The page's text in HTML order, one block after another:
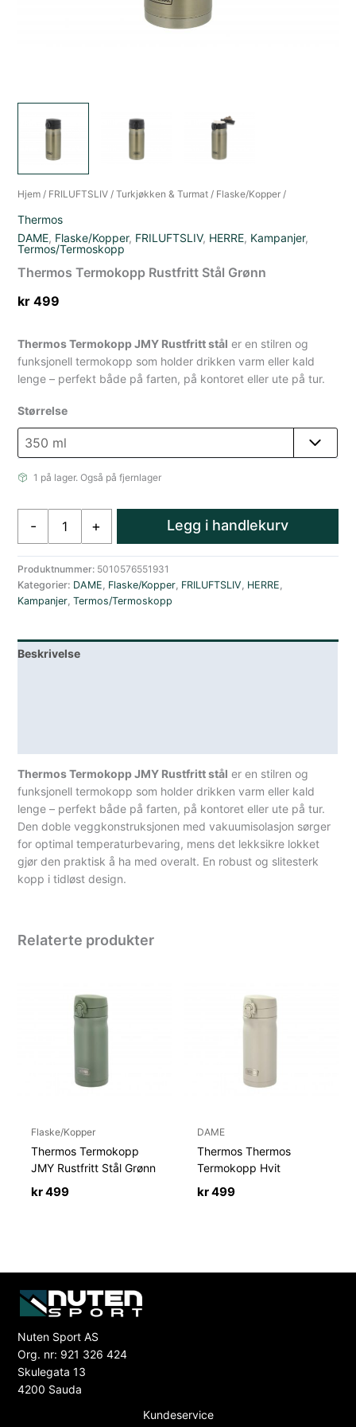
Hjem / FRILUFTSLIV /Turkjøkken & Turmat / Flaske/Kopper /
Thermos
DAME, Flaske/Kopper, FRILUFTSLIV, HERRE, Kampanjer,
Termos/Termoskopp
Thermos Termokopp Rustfritt Stål Grønn
kr 499
Thermos Termokopp JMY Rustfritt stål er en stilren og
funksjonell termokopp som holder drikken varm eller kald
lenge – perfekt både på farten, på kontoret eller ute på tur.
Størrelse
1 på lager. Også på fjernlager
-
Termokopp
Stål
Grønn
antall
+ Legg i handlekurv
Produktnummer: 5010576551931
Kategorier: DAME, Flaske/Kopper, FRILUFTSLIV, HERRE,
Kampanjer,Termos/Termoskopp
Beskrivelse
Thermos Termokopp JMY Rustfritt stål er en stilren og
funksjonell termokopp som holder drikken varm eller kald
lenge – perfekt både på farten, på kontoret eller ute på tur.
Den doble veggkonstruksjonen med vakuumisolasjon sørger
for optimal temperaturbevaring, mens det lekksikre lokket
gjør den praktisk å ha med overalt. En robust og slitesterk
kopp i tidløst design.
Relaterte produkter
Flaske/Kopper
Thermos Termokopp
JMY Rustfritt Stål Grønn
kr499
DAME
Thermos Thermos
Termokopp Hvit
kr499
Nuten Sport AS
Org. nr: 921 326 424
Skulegata 13
4200 Sauda
Kundeservice